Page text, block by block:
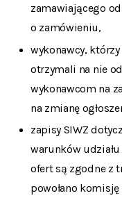
zamawiającego
o zamówieniu,
wykonawcy,
otrzymali na nie
wykonawcom na
na zmianę
zapisy SIWZ
warunków
ofert są zgodne z
powołano